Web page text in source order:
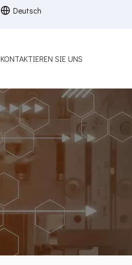
Deutsch
KONTAKTIEREN SIE UNS